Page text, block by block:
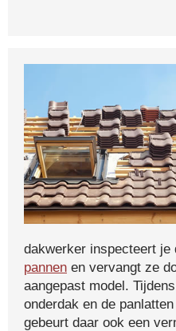
dakwerker inspecteert je
pannen en vervangt ze
aangepast model.
onderdak en de
gebeurt daar ook een